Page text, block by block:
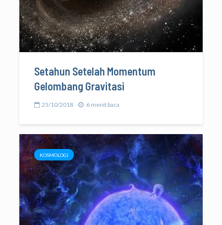
Setahun Setelah Momentum
Gelombang Gravitasi
25/10/2018 6 menit baca
KOSMOLOGI